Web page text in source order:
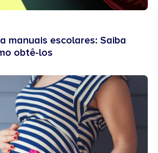
manuais escolares: Saiba
obtê-los